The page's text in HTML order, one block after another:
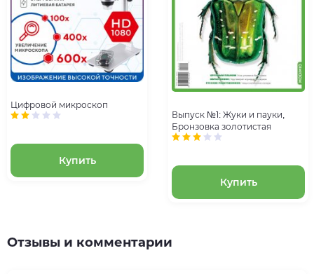
Цифровой микроскоп
Купить
Выпуск №1: Жуки и пауки,
Бронзовка золотистая
Купить
Отзывы и комментарии